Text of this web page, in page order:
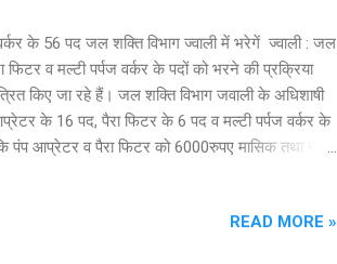
के 56 पद जल शक्ति विभाग ज्वाली में भरेगें ज्वाली : जल
व मल्टी पर्पज वर्कर के पदों को भरने की प्रक्रिया
किए जा रहे हैं। जल शक्ति विभाग जवाली के अधिशाषी
के 16 पद, पैरा फिटर के 6 पद व मल्टी पर्पज वर्कर के
पंप आप्रेटर व पैरा फिटर को 6000रुपए मासिक तथा मल्टी
प्रमाण पत्र अनिवार्य होगा। इसके साथ ही पैरा फिटर
READ MORE »